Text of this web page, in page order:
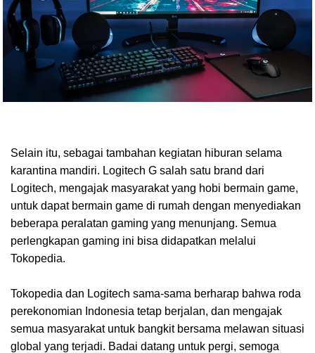
Selain itu, sebagai tambahan kegiatan hiburan selama
karantina mandiri. Logitech G salah satu brand dari
Logitech, mengajak masyarakat yang hobi bermain game,
untuk dapat bermain game di rumah dengan menyediakan
beberapa peralatan gaming yang menunjang. Semua
perlengkapan gaming ini bisa didapatkan melalui
Tokopedia.
Tokopedia dan Logitech sama-sama berharap bahwa roda
perekonomian Indonesia tetap berjalan, dan mengajak
semua masyarakat untuk bangkit bersama melawan situasi
global yang terjadi. Badai datang untuk pergi, semoga